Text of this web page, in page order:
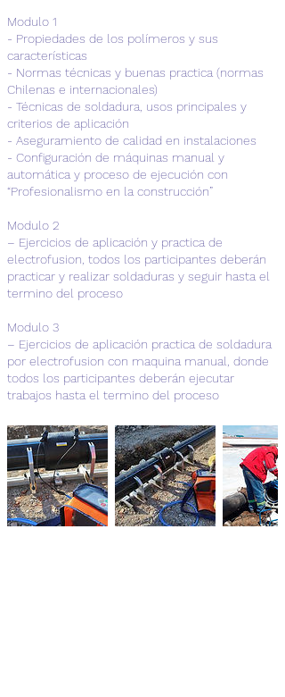
Modulo 1
- Propiedades de los polímeros y sus
características
- Normas técnicas y buenas practica (normas
Chilenas e internacionales)
- Técnicas de soldadura, usos principales y
criterios de aplicación
- Aseguramiento de calidad en instalaciones
- Configuración de máquinas manual y
automática y proceso de ejecución con
“Profesionalismo en la construcción”
Modulo 2
– Ejercicios de aplicación y practica de
electrofusion, todos los participantes deberán
practicar y realizar soldaduras y seguir hasta el
termino del proceso
Modulo 3
– Ejercicios de aplicación practica de soldadura
por electrofusion con maquina manual, donde
todos los participantes deberán ejecutar
trabajos hasta el termino del proceso